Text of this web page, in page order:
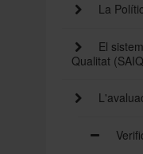
La
El
Qualitat